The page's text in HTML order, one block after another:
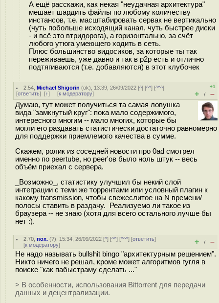
А ещё расскажи, как некая "неудачная архитектура"
мешает шардить файлы по любому количеству
инстансов, т.е. масштабировать сервак не вертикально
(чуть побольше исходящий канал, чуть быстрее диски
- и всё это втридорога), а горизонтально, за счёт
любого утюга умеющего ходить в сеть.
Плюс большинство видосиков, за которые ты так
переживаешь, уже давно и так в p2p есть и отлично
подтягиваются (т.е. добавляются) в этот клубочек
2.54 ,Michael Shigorin (ok), 13:39, 26/09/2022 [^] [^^] [^^^]
[ответить] [↑] [к модератору]
+1
+ / –
Думаю, тут может получиться та самая ловушка
вида "замкнутый круг": пока мало содержимого,
интересного многим -- мало многих, которые бы
могли его раздавать статистически достаточно равномерно
для поддержки приемлемого качества в сумме.
Скажем, ролик из соседней новости про 0ad смотрел
именно по peertube, но peer'ов было ноль штук -- весь
объём приехал с сервера.
_Возможно_, статистику улучшил бы некий слой
интеграции с теми же торрентами или условный плагин к
какому transmission, чтобы свежеслитое на N времени/
полосы ставить в раздачу. Реализуемо ли такое из
браузера -- не знаю (хотя для всего остального лучше бы
нет :).
2.70 ,пох. (?), 15:34, 26/09/2022 [^] [^^] [^^^] [ответить]
[к модератору] + / –
Не надо называть bullshit bingo "архитектурным решением".
Никто ничего не решал, кроме может алгоритмов гугля в
поиске "как пабыстраму сделать ..."
> В особенности, использования Bittorrent для передачи
данных и децентрализации.